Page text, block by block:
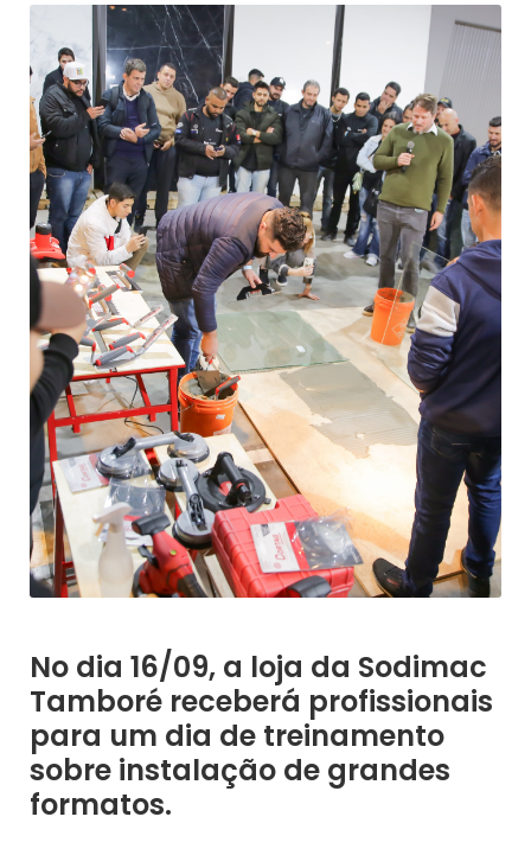
No dia 16/09, a loja da Sodimac
Tamboré receberá profissionais
para um dia de treinamento
sobre instalação de grandes
formatos.